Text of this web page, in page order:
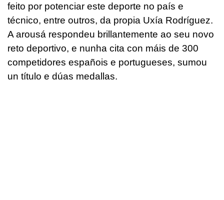
feito por potenciar este deporte no país e
técnico, entre outros, da propia Uxía Rodríguez.
A arousá respondeu brillantemente ao seu novo
reto deportivo, e nunha cita con máis de 300
competidores españois e portugueses, sumou
un título e dúas medallas.